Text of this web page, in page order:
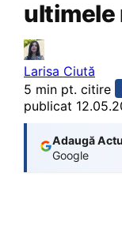
ultimele
Larisa Ciută
5 min pt. citire
publicat
Adaugă
Google